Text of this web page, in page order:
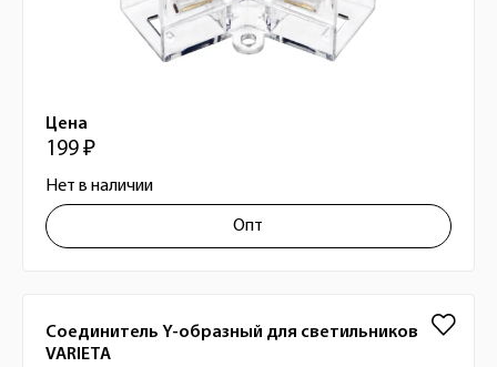
Цена
199 ₽
Нет в наличии
Опт
Соединитель Y-образный для светильников
VARIETA